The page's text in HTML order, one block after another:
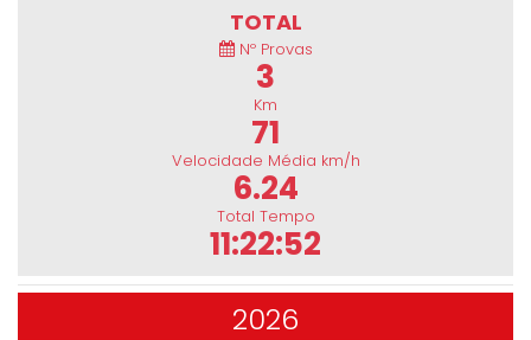
TOTAL
Nº Provas
3
Km
71
Velocidade Média km/h
6.24
Total Tempo
11:22:52
2026